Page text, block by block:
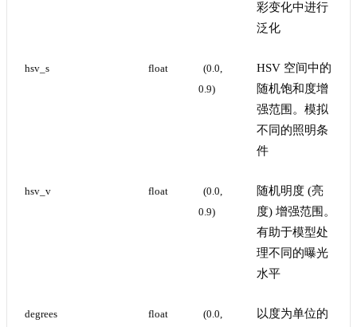
彩变化中进行
泛化
hsv_s float
(0.0,
0.9)
HSV 空间中的
随机饱和度增
强范围。模拟
不同的照明条
件
hsv_v float
(0.0,
0.9)
随机明度 (亮
度) 增强范围。
有助于模型处
理不同的曝光
水平
degrees float
(0.0,
以度为单位的